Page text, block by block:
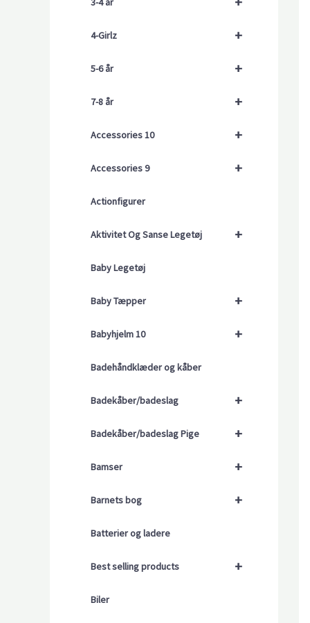
+
4-Girlz
+
5-6 år
+
7-8 år
+
Accessories 10
+
Accessories 9
Actionfigurer
+
Aktivitet Og Sanse Legetøj
Baby Legetøj
+
Baby Tæpper
+
Babyhjelm 10
Badehåndklæder og kåber
+
Badekåber/badeslag
+
Badekåber/badeslag Pige
+
Bamser
+
Barnets bog
Batterier og ladere
+
Best selling products
Biler